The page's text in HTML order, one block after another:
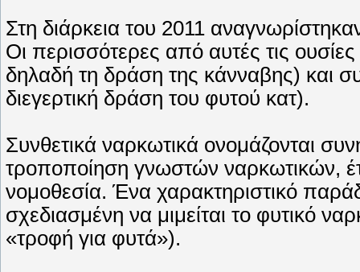
Στη διάρκεια του 2011
Οι περισσότερες από αυτές τις
δηλαδή τη δράση της κάνναβης) και
διεγερτική δράση του φυτού κατ).
Συνθετικά ναρκωτικά ονομάζονται
τροποποίηση γνωστών ναρκωτικών,
νομοθεσία. Ένα χαρακτηριστικό
σχεδιασμένη να μιμείται το φυτικό
«τροφή για φυτά»).